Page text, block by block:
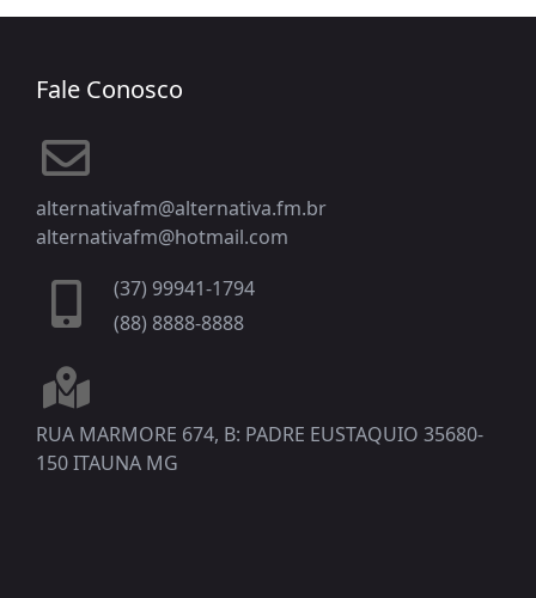
Fale Conosco
alternativafm@alternativa.fm.br
alternativafm@hotmail.com
(37) 99941-1794
(88) 8888-8888
RUA MARMORE 674, B: PADRE EUSTAQUIO 35680-
150 ITAUNA MG